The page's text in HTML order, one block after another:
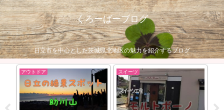
くろーばーブログ
日立市を中心とした茨城県北地区の魅力を紹介するブログ
アウトドア スイーツ